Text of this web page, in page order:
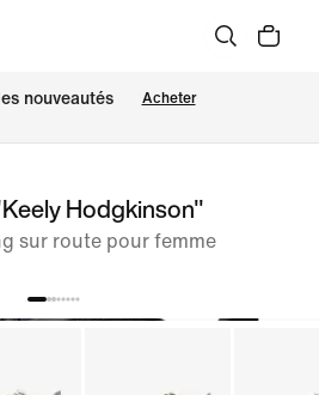
nouveautés Acheter
Hodgkinson"
sur route pour femme